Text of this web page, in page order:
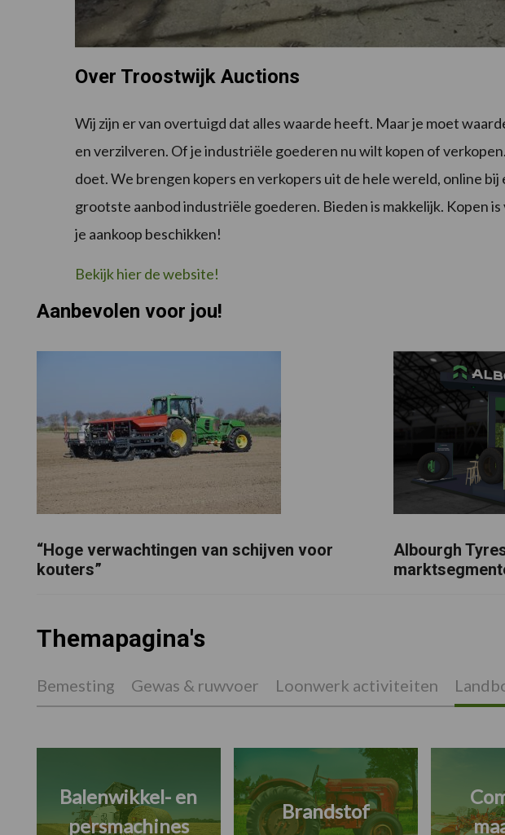
Over Troostwijk Auctions
Wij zijn er van overtuigd dat alles waarde heeft. Maar je moet
en verzilveren. Of je industriële goederen nu wilt kopen of
doet. We brengen kopers en verkopers uit de hele wereld, online bij
grootste aanbod industriële goederen. Bieden is makkelijk. Kopen
je aankoop beschikken!
Bekijk hier de website!
Aanbevolen voor jou!
“Hoge verwachtingen van schijven voor
kouters”
Albourgh
Themapagina's
Bemesting Gewas & ruwvoer Loonwerk activiteiten
Balenwikkel- en
persmachines
Brandstof